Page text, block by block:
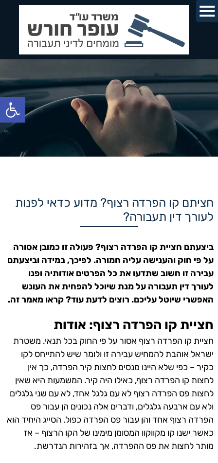
פתח
חציתם קו הפרדה רצוף? מדוע כדאי לפנות
לעורך דין תעבורה?
ביצעתם חציית קו הפרדה רצוף? פעולה זו כמובן אסורה
על פי חוק והענישה עליה חמורה. לפיכך, במידה וביצעתם
עבירה זו חשוב שתדעו את כל הפרטים אודותיה ופנו
לעורך דין תעבורה על מנת שיוכל להפחית את העונש
האפשרי שיוטל עליכם. רוצים לדעת עוד? קראו מאמר זה.
חציית קו הפרדה רצוף: אודות
חציית קו הפרדה רצוף אסור על פי החוק בכל תנאי. משטרת
ישראל אוהבת להמחיש עבירה זו ולומר שיש להתייחס לקו
כקיר – כפי שלא היינו מנסים לחצות קיר הפרדה, כך אין
לחצות קו הפרדה רצוף, כאילו היה קיר. המשמעות היא שאין
לחצות פס הפרדה רצוף לא עם גלגל אחד, לא עם שני גלגלים
ולא עם ארבעה גלגלים, ודברים אלה נכונים הן עבור פס
הפרדה רצוף אחד והן עבור פס הפרדה כפול. הסייג היחיד הוא
כאשר ישנו קו מקווקוו המסומן מימינו של הקו הרצוף – אז
מותר לחצות את פס ההפרדה, אך בזהירות הנדרשת.